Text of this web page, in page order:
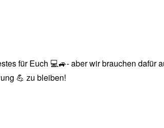
für Euch 💻🚙- aber wir brauchen
💪 zu bleiben!